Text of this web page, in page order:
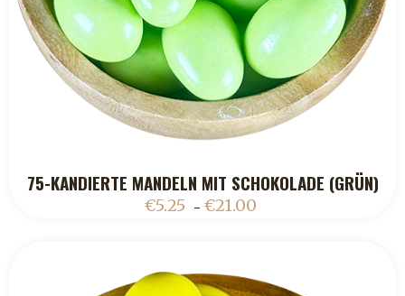
ADD TO CART
75-KANDIERTE MANDELN MIT SCHOKOLADE (GRÜN)
€5.25 – €21.00